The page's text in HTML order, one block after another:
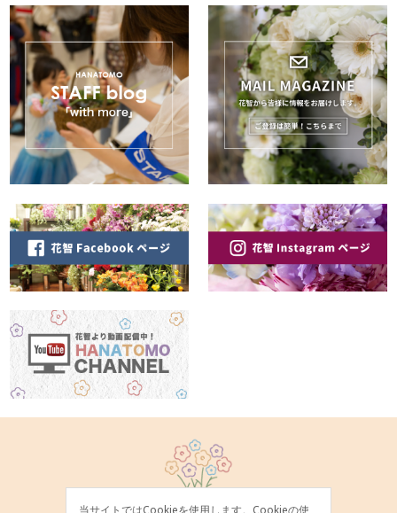
当サイトではCookieを使用します。Cookieの使